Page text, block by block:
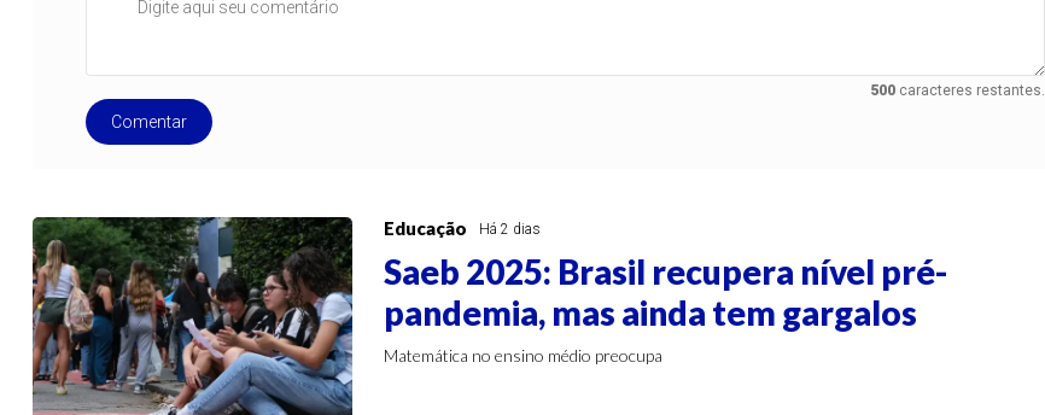
500caracteres restantes.
Comentar
Educação Há 2 dias
Saeb 2025: Brasil recupera nível pré-
pandemia, mas ainda tem gargalos
Matemática no ensino médio preocupa